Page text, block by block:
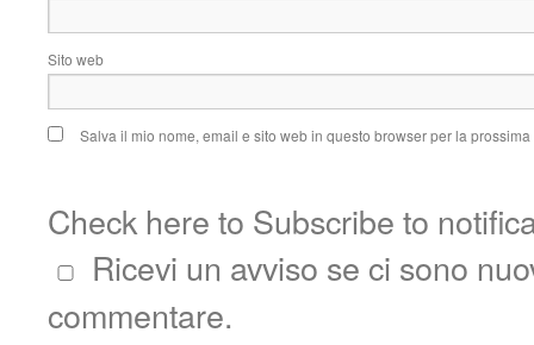
Sito web
Salva il mio nome, email e sito web in questo browser per la
Check here to Subscribe to
Ricevi un avviso se ci sono
commentare.